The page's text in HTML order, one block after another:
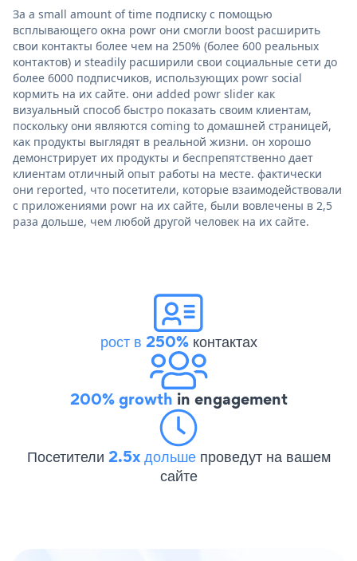
За a small amount of time подписку с помощью
всплывающего окна powr они смогли boost расширить
свои контакты более чем на 250% (более 600 реальных
контактов) и steadily расширили свои социальные сети до
более 6000 подписчиков, использующих powr social
кормить на их сайте. они added powr slider как
визуальный способ быстро показать своим клиентам,
поскольку они являются coming to домашней страницей,
как продукты выглядят в реальной жизни. он хорошо
демонстрирует их продукты и беспрепятственно дает
клиентам отличный опыт работы на месте. фактически
они reported, что посетители, которые взаимодействовали
с приложениями powr на их сайте, были вовлечены в 2,5
раза дольше, чем любой другой человек на их сайте.
рост в 250%контактах
200% growth in engagement
Посетители 2.5x дольше проведут на вашем
сайте